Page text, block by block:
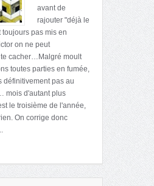
avant de
rajouter "déjà le
pas mis en
on ne peut
cacher…Malgré moult
toutes parties en fumée,
définitivement pas au
mois d'autant plus
le troisième de l'année,
On corrige donc